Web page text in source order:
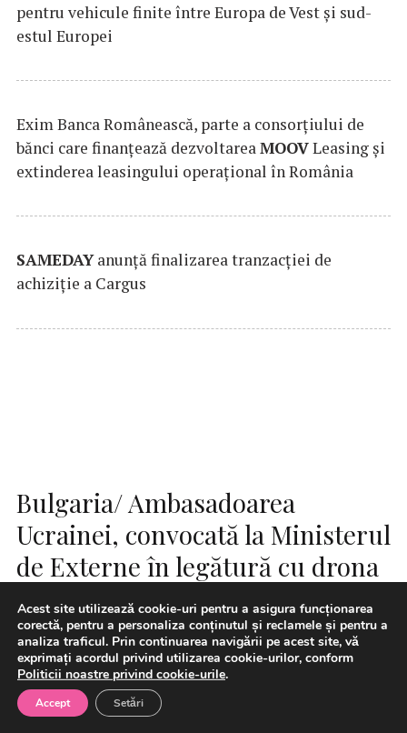
pentru vehicule finite între Europa de Vest și sud-
estul Europei
Exim Banca Românească, parte a consorțiului de
bănci care finanțează dezvoltareaMOOVLeasing și
extinderea leasingului operațional în România
SAMEDAYanunță finalizarea tranzacției de
achiziție a Cargus
Bulgaria/ Ambasadoarea
Ucrainei, convocată la Ministerul
de Externe în legătură cu drona
prăbuşită
Acest site utilizează cookie-uri pentru a asigura funcționarea
corectă, pentru a personaliza conținutul și reclamele și pentru a
analiza traficul. Prin continuarea navigării pe acest site, vă
exprimați acordul privind utilizarea cookie-urilor, conform
Politicii noastre privind cookie-urile.
Accept Setări